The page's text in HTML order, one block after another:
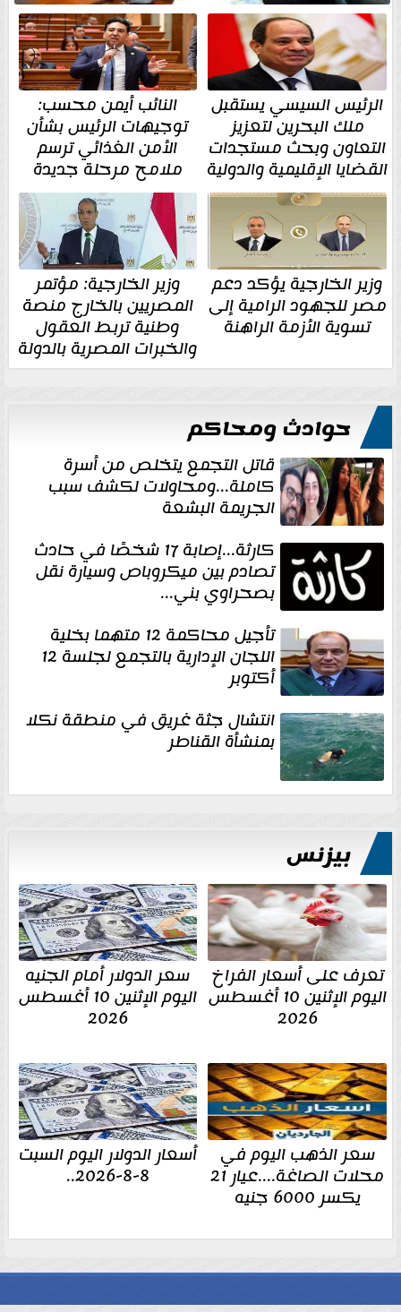
الرئيس السيسي يستقبل
ملك البحرين لتعزيز
التعاون وبحث مستجدات
القضايا الإقليمية والدولية
النائب أيمن محسب:
توجيهات الرئيس بشأن
الأمن الغذائي ترسم
ملامح مرحلة جديدة
وزير الخارجية يؤكد دعم
مصر للجهود الرامية إلى
تسوية الأزمة الراهنة
وزير الخارجية: مؤتمر
المصريين بالخارج منصة
وطنية تربط العقول
والخبرات المصرية بالدولة
حوادث ومحاكم
قاتل التجمع يتخلص من أسرة
كاملة...ومحاولات لكشف سبب
الجريمة البشعة
كارثة...إصابة 17 شخصًا في حادث
تصادم بين ميكروباص وسيارة نقل
بصحراوي بني...
تأجيل محاكمة 12 متهما بخلية
اللجان الإدارية بالتجمع لجلسة 12
أكتوبر
انتشال جثة غريق في منطقة نكلا
بمنشأة القناطر
بيزنس
تعرف على أسعار الفراخ
اليوم الإثنين 10 أغسطس
2026
سعر الدولار أمام الجنيه
اليوم الإثنين 10 أغسطس
2026
سعر الذهب اليوم في
محلات الصاغة....عيار 21
يكسر 6000 جنيه
أسعار الدولار اليوم السبت
8-8-2026..